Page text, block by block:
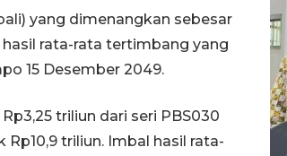
yang dimenangkan sebesar
rata-rata tertimbang yang
15 Desember 2049.
triliun dari seri PBS030
triliun. Imbal hasil rata-